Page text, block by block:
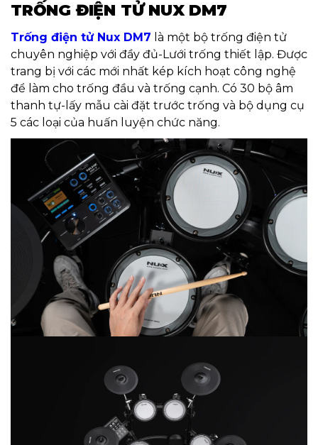
TRỐNG ĐIỆN TỬ NUX DM7
Trống điện tử Nux DM7 là một bộ trống điện tử
chuyên nghiệp với đầy đủ-Lưới trống thiết lập. Được
trang bị với các mới nhất kép kích hoạt công nghệ
để làm cho trống đầu và trống cạnh. Có 30 bộ âm
thanh tự-lấy mẫu cài đặt trước trống và bộ dụng cụ
5 các loại của huấn luyện chức năng.